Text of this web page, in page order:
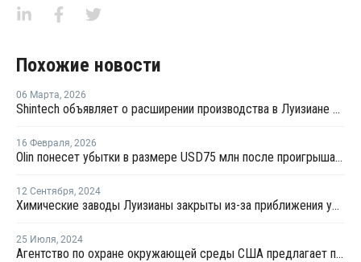
Похожие новости
06 Марта, 2026
Shintech объявляет о расширении производства в Луизиане на USD3,4 млрд
16 Февраля, 2026
Olin понесет убытки в размере USD75 млн после проигрыша в судебном процессе против Shintech
12 Сентября, 2024
Химические заводы Луизианы закрыты из-за приближения урагана "Франсин"
25 Июля, 2024
Агентство по охране окружающей среды США предлагает пять химических веществ для оценки риска